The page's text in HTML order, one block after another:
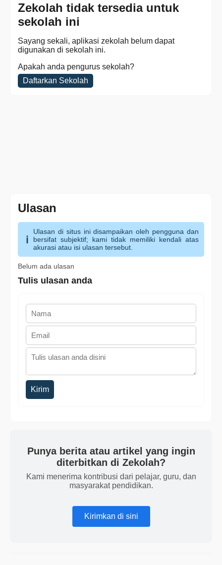
Zekolah tidak tersedia untuk
sekolah ini
Sayang sekali, aplikasi zekolah belum dapat
digunakan di sekolah ini.
Apakah anda pengurus sekolah?
Daftarkan Sekolah
Ulasan
Ulasan di situs ini disampaikan oleh pengguna dan
bersifat subjektif; kami tidak memiliki kendali atas
akurasi atau isi ulasan tersebut.
Belum ada ulasan
Tulis ulasan anda
Kirim
Punya berita atau artikel yang ingin
diterbitkan di Zekolah?
Kami menerima kontribusi dari pelajar, guru, dan
masyarakat pendidikan.
Kirimkan di sini